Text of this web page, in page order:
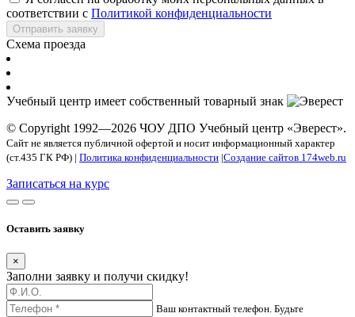
соответствии с Политикой конфиденциальности
Отправить заявку
Схема проезда
Учебный центр имеет собственный товарный знак
© Copyright 1992—2026 ЧОУ ДПО Учебный центр «Эверест».
Сайт не является публичной офертой и носит информационный характер
(ст.435 ГК РФ) | Политика конфиденциальности |Создание сайтов 174web.ru
Записаться на курс
Оставить заявку
×
Заполни заявку и получи скидку!
Ваш контактный телефон. Будьте